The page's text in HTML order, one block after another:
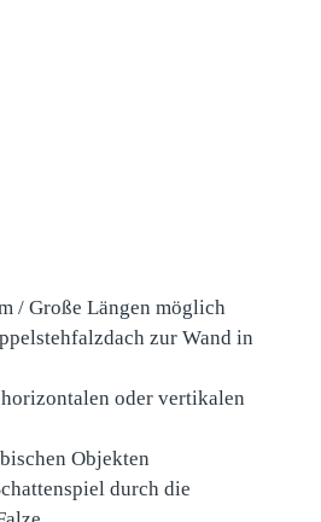
/ Große Längen möglich
zur Wand in
oder vertikalen
Objekten
durch die